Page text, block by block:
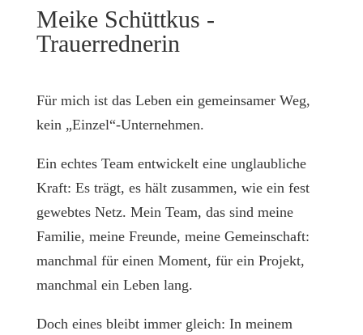
Meike Schüttkus -
Trauerrednerin
Für mich ist das Leben ein gemeinsamer Weg,
kein „Einzel“-Unternehmen.
Ein echtes Team entwickelt eine unglaubliche
Kraft: Es trägt, es hält zusammen, wie ein fest
gewebtes Netz. Mein Team, das sind meine
Familie, meine Freunde, meine Gemeinschaft:
manchmal für einen Moment, für ein Projekt,
manchmal ein Leben lang.
Doch eines bleibt immer gleich: In meinem